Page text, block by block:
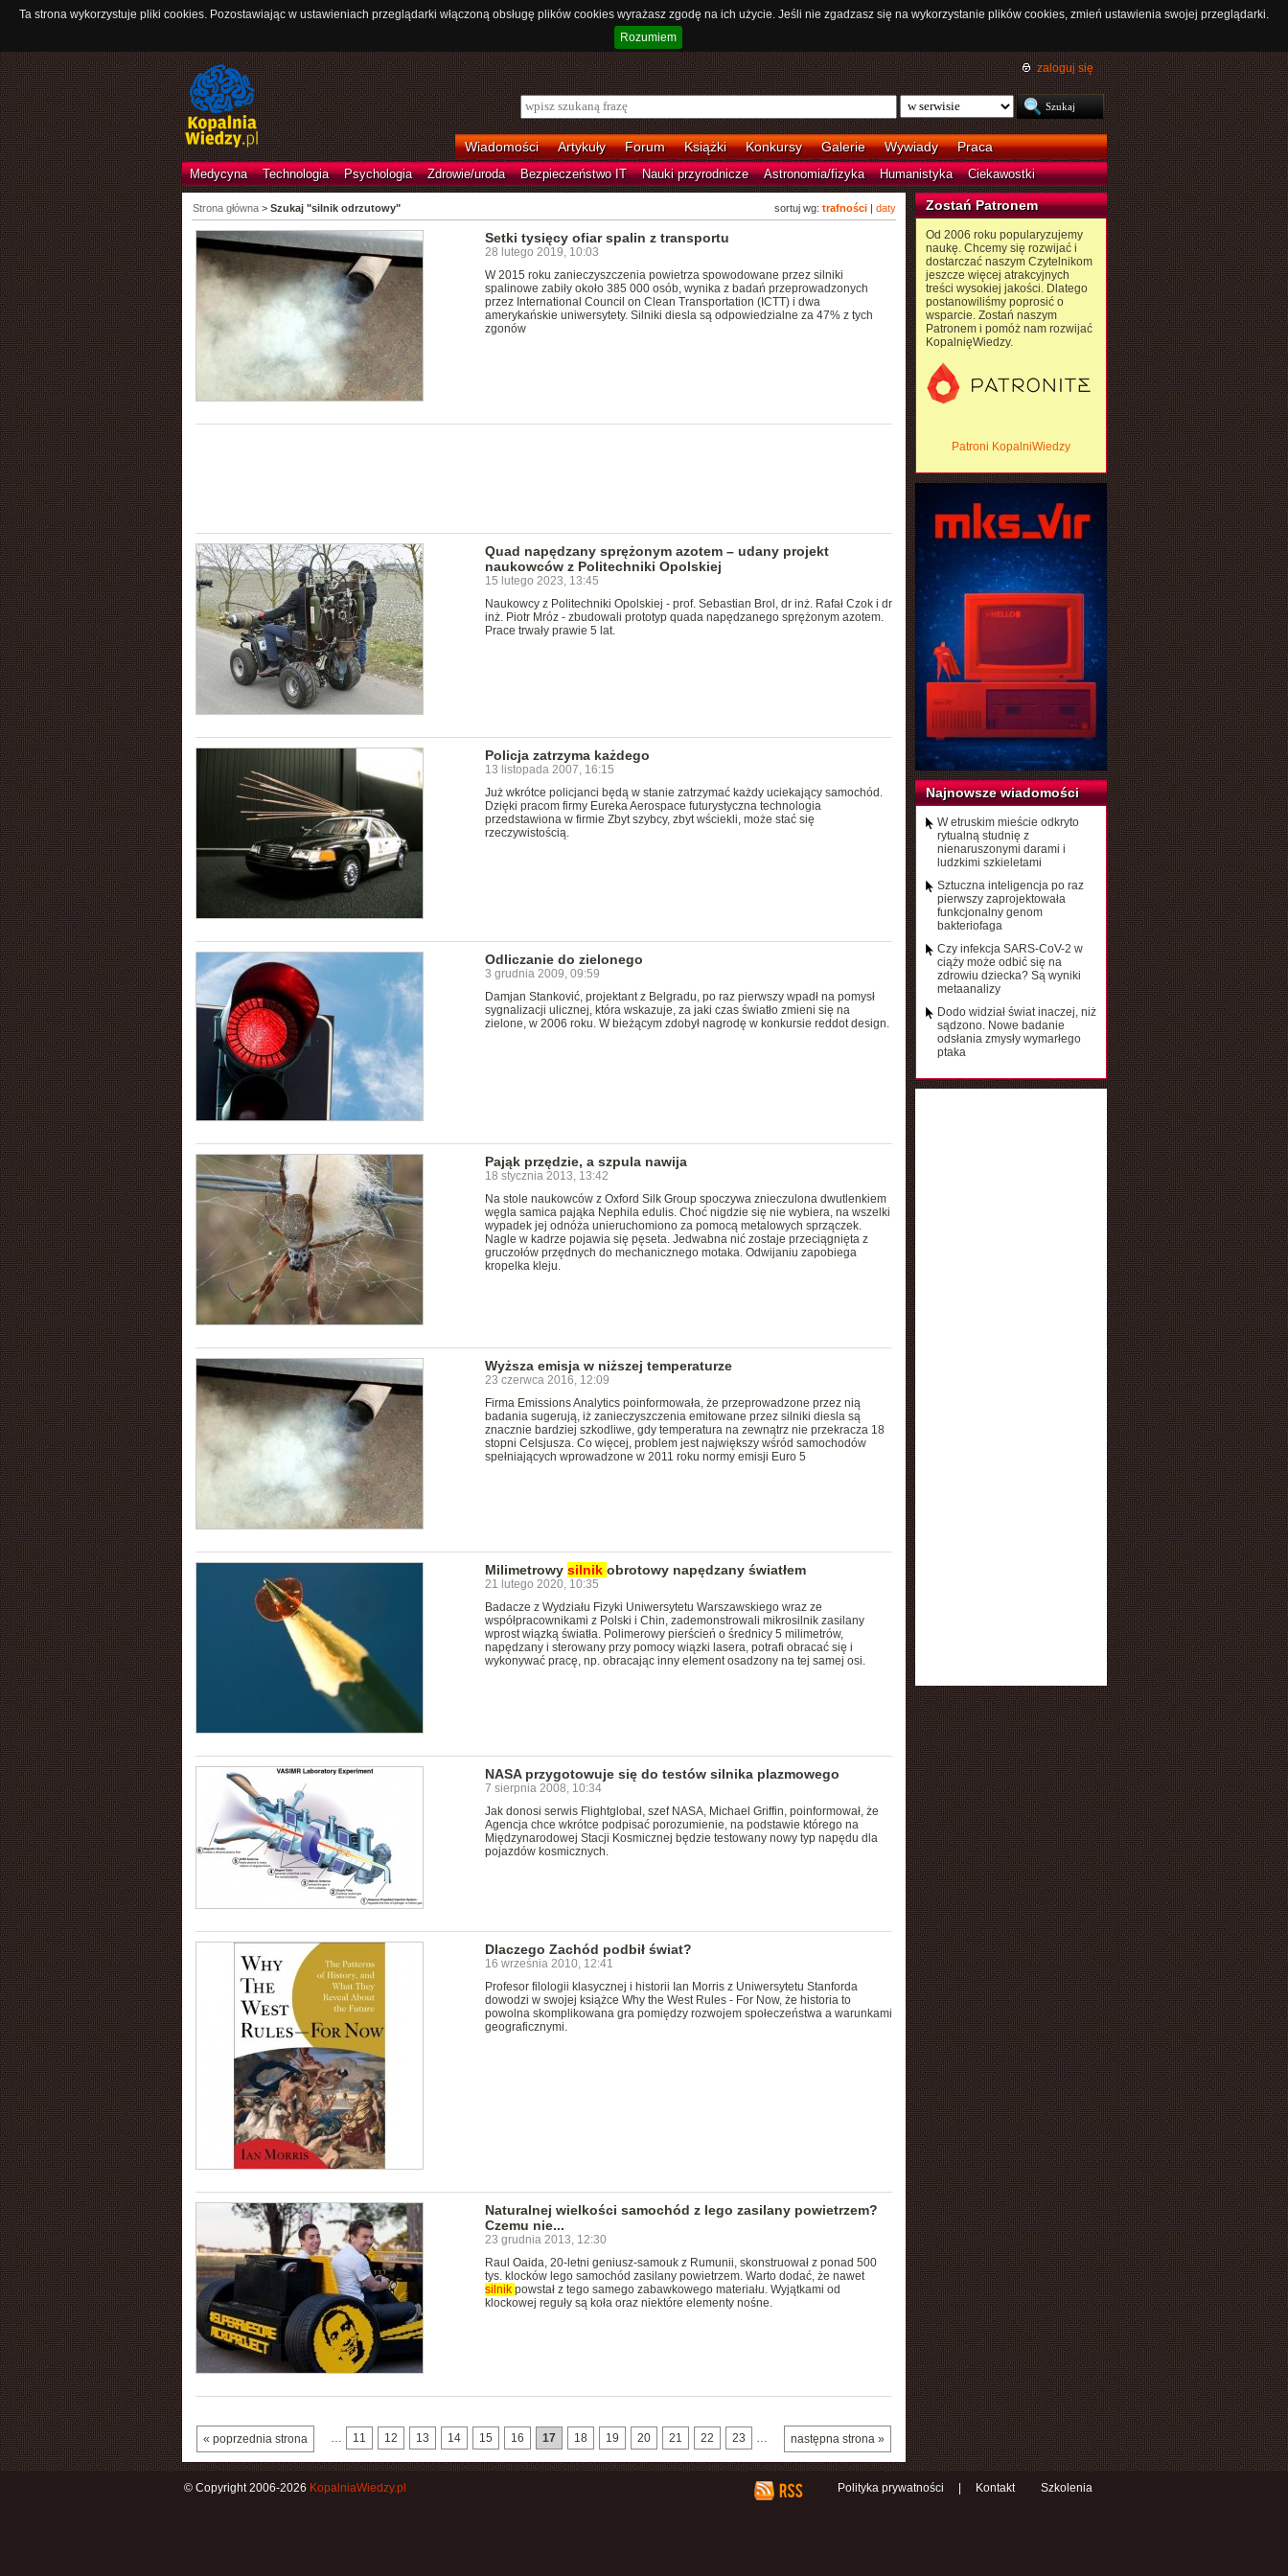
Ta strona wykorzystuje pliki cookies. Pozostawiając w ustawieniach przeglądarki włączoną obsługę plików cookies wyrażasz zgodę na ich użycie. Jeśli nie zgadzasz się na wykorzystanie plików cookies, zmień ustawienia swojej przeglądarki.
Rozumiem
zaloguj się
Wiadomości Artykuły Forum Książki Konkursy Galerie Wywiady Praca
Medycyna Technologia Psychologia Zdrowie/uroda Bezpieczeństwo IT Nauki przyrodnicze Astronomia/fizyka Humanistyka Ciekawostki
sortuj wg: trafności| daty
Strona główna> Szukaj "silnik odrzutowy"
Setki tysięcy ofiar spalin z transportu
28 lutego 2019, 10:03
W 2015 roku zanieczyszczenia powietrza spowodowane przez silniki
spalinowe zabiły około 385 000 osób, wynika z badań przeprowadzonych
przez International Council on Clean Transportation (ICTT) i dwa
amerykańskie uniwersytety. Silniki diesla są odpowiedzialne za 47% z tych
zgonów
Quad napędzany sprężonym azotem – udany projekt
naukowców z Politechniki Opolskiej
15 lutego 2023, 13:45
Naukowcy z Politechniki Opolskiej - prof. Sebastian Brol, dr inż. Rafał Czok i dr
inż. Piotr Mróz - zbudowali prototyp quada napędzanego sprężonym azotem.
Prace trwały prawie 5 lat.
Policja zatrzyma każdego
13 listopada 2007, 16:15
Już wkrótce policjanci będą w stanie zatrzymać każdy uciekający samochód.
Dzięki pracom firmy Eureka Aerospace futurystyczna technologia
przedstawiona w firmie Zbyt szybcy, zbyt wściekli, może stać się
rzeczywistością.
Odliczanie do zielonego
3 grudnia 2009, 09:59
Damjan Stanković, projektant z Belgradu, po raz pierwszy wpadł na pomysł
sygnalizacji ulicznej, która wskazuje, za jaki czas światło zmieni się na
zielone, w 2006 roku. W bieżącym zdobył nagrodę w konkursie reddot design.
Pająk przędzie, a szpula nawija
18 stycznia 2013, 13:42
Na stole naukowców z Oxford Silk Group spoczywa znieczulona dwutlenkiem
węgla samica pająka Nephila edulis. Choć nigdzie się nie wybiera, na wszelki
wypadek jej odnóża unieruchomiono za pomocą metalowych sprzączek.
Nagle w kadrze pojawia się pęseta. Jedwabna nić zostaje przeciągnięta z
gruczołów przędnych do mechanicznego motaka. Odwijaniu zapobiega
kropelka kleju.
Wyższa emisja w niższej temperaturze
23 czerwca 2016, 12:09
Firma Emissions Analytics poinformowała, że przeprowadzone przez nią
badania sugerują, iż zanieczyszczenia emitowane przez silniki diesla są
znacznie bardziej szkodliwe, gdy temperatura na zewnątrz nie przekracza 18
stopni Celsjusza. Co więcej, problem jest największy wśród samochodów
spełniających wprowadzone w 2011 roku normy emisji Euro 5
Milimetrowy silnik obrotowy napędzany światłem
21 lutego 2020, 10:35
Badacze z Wydziału Fizyki Uniwersytetu Warszawskiego wraz ze
współpracownikami z Polski i Chin, zademonstrowali mikrosilnik zasilany
wprost wiązką światła. Polimerowy pierścień o średnicy 5 milimetrów,
napędzany i sterowany przy pomocy wiązki lasera, potrafi obracać się i
wykonywać pracę, np. obracając inny element osadzony na tej samej osi.
NASA przygotowuje się do testów silnika plazmowego
7 sierpnia 2008, 10:34
Jak donosi serwis Flightglobal, szef NASA, Michael Griffin, poinformował, że
Agencja chce wkrótce podpisać porozumienie, na podstawie którego na
Międzynarodowej Stacji Kosmicznej będzie testowany nowy typ napędu dla
pojazdów kosmicznych.
Dlaczego Zachód podbił świat?
16 września 2010, 12:41
Profesor filologii klasycznej i historii Ian Morris z Uniwersytetu Stanforda
dowodzi w swojej książce Why the West Rules - For Now, że historia to
powolna skomplikowana gra pomiędzy rozwojem społeczeństwa a warunkami
geograficznymi.
Naturalnej wielkości samochód z lego zasilany powietrzem?
Czemu nie...
23 grudnia 2013, 12:30
Raul Oaida, 20-letni geniusz-samouk z Rumunii, skonstruował z ponad 500
tys. klocków lego samochód zasilany powietrzem. Warto dodać, że nawet
silnik powstał z tego samego zabawkowego materiału. Wyjątkami od
klockowej reguły są koła oraz niektóre elementy nośne.
« poprzednia strona następna strona »
… 11 12 13 14 15 16 17 18 19 20 21 22 23 …
Zostań Patronem
Od 2006 roku popularyzujemy
naukę. Chcemy się rozwijać i
dostarczać naszym Czytelnikom
jeszcze więcej atrakcyjnych
treści wysokiej jakości. Dlatego
postanowiliśmy poprosić o
wsparcie. Zostań naszym
Patronem i pomóż nam rozwijać
KopalnięWiedzy.
Patroni KopalniWiedzy
Najnowsze wiadomości
W etruskim mieście odkryto
rytualną studnię z
nienaruszonymi darami i
ludzkimi szkieletami
Sztuczna inteligencja po raz
pierwszy zaprojektowała
funkcjonalny genom
bakteriofaga
Czy infekcja SARS-CoV-2 w
ciąży może odbić się na
zdrowiu dziecka? Są wyniki
metaanalizy
Dodo widział świat inaczej, niż
sądzono. Nowe badanie
odsłania zmysły wymarłego
ptaka
Polityka prywatności Kontakt Szkolenia
© Copyright 2006-2026 KopalniaWiedzy.pl